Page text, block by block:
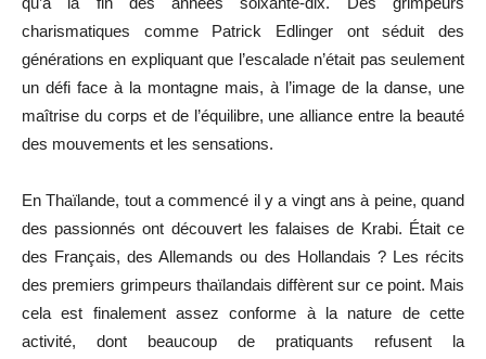
charismatiques comme Patrick Edlinger ont séduit des
générations en expliquant que l’escalade n’était pas seulement
un défi face à la montagne mais, à l’image de la danse, une
maîtrise du corps et de l’équilibre, une alliance entre la beauté
des mouvements et les sensations.
En Thaïlande, tout a commencé il y a vingt ans à peine, quand
des passionnés ont découvert les falaises de Krabi. Était ce
des Français, des Allemands ou des Hollandais ? Les récits
des premiers grimpeurs thaïlandais diffèrent sur ce point. Mais
cela est finalement assez conforme à la nature de cette
activité, dont beaucoup de pratiquants refusent la